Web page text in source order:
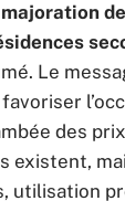
majoration
Le
des
existent,
utilisation